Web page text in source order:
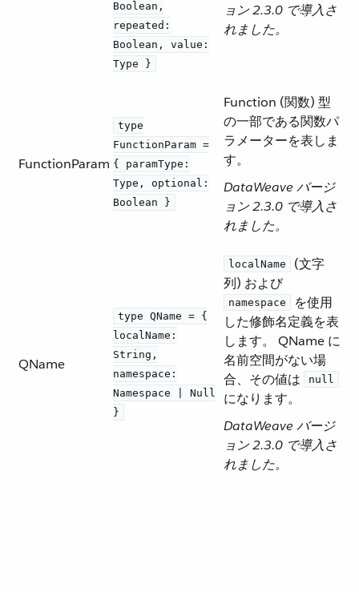
Boolean,
repeated:
Boolean, value:
Type }
ョン 2.3.0 で導入さ
れました。
FunctionParam
type
FunctionParam =
{ paramType:
Type, optional:
Boolean }
Function (関数) 型
の一部である関数パ
ラメーターを表しま
す。
DataWeave バージ
ョン 2.3.0 で導入さ
れました。
QName
type QName = {
localName:
String,
namespace:
Namespace | Null
}
localName
​ (文字
列) および ​
namespace
​ を使用
した修飾名定義を表
します。 QName に
名前空間がない場
合、その値は ​
null
になります。
DataWeave バージ
ョン 2.3.0 で導入さ
れました。